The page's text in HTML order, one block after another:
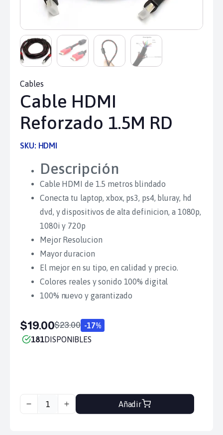
Cables
Cable HDMI
Reforzado 1.5M RD
SKU: HDMI
Descripción
Cable HDMI de 1.5 metros blindado
Conecta tu laptop, xbox, ps3, ps4, bluray, hd
dvd, y dispositivos de alta definicion, a 1080p,
1080i y 720p
Mejor Resolucion
Mayor duracion
El mejor en su tipo, en calidad y precio.
Colores reales y sonido 100% digital
100% nuevo y garantizado
$19.00$23.00 -17%
181DISPONIBLES
Añadir